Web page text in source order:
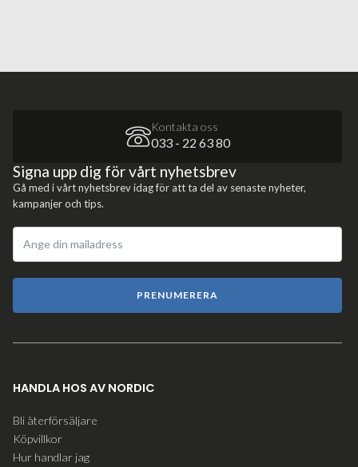
Kontakta oss
033 - 22 63 80
Signa upp dig för vårt nyhetsbrev
Gå med i vårt nyhetsbrev idag för att ta del av senaste nyheter,
kampanjer och tips.
PRENUMERERA
HANDLA HOS AV NORDIC
Bli återförsäljare
Köpvillkor
Hur handlar jag